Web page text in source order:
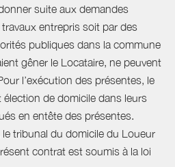
suite aux demandes
entrepris soit par des
publiques dans la commune
gêner le Locataire, ne peuvent
l’exécution des présentes, le
de domicile dans leurs
en entête des présentes.
tribunal du domicile du Loueur
contrat est soumis à la loi